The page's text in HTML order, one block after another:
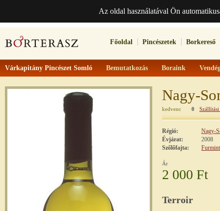
Az oldal használatával Ön
Főoldal Pincészetek Borkereső
Várkapitány Pincészet Somló Bemutatkozás Boraink
Nagy-
kedvenc 0
Régió:
Nagy-
Évjárat:
2008
Szőlőfajta:
Furmint
Ár
2 000 Ft
Terroir